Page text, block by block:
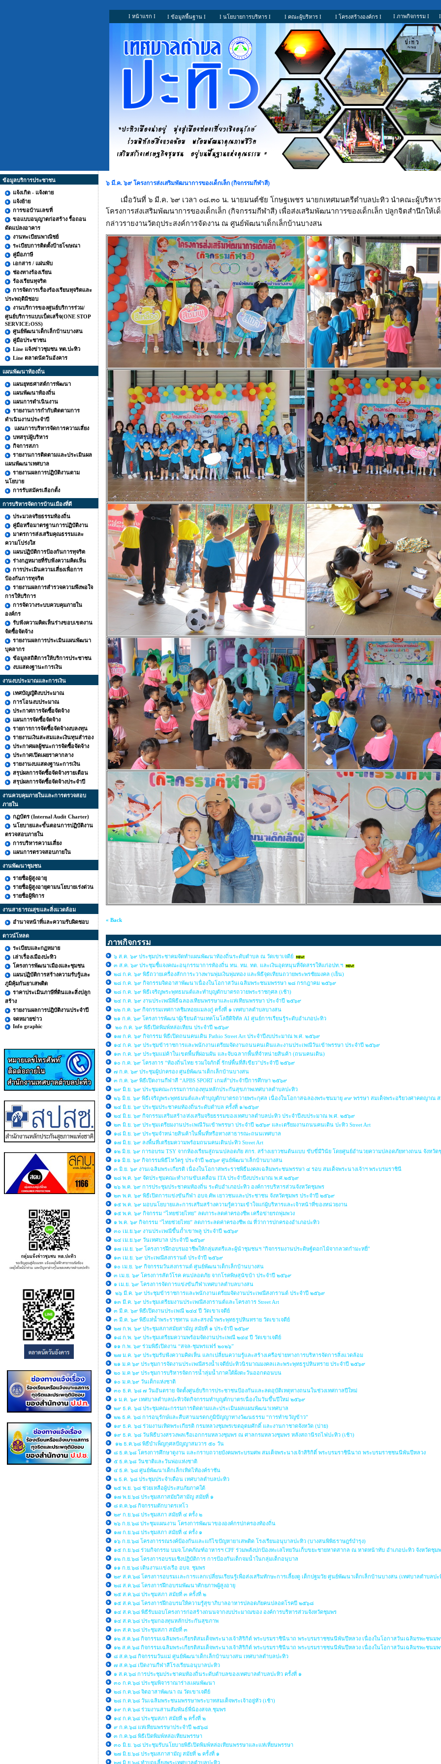
I หน้าแรก I I ข้อมูลพื้นฐาน I I นโยบายการบริหาร I I คณะผู้บริหาร I I โครงสร้างองค์กร I I ภาพกิจกรรม I
ข้อมูลบริการประชาชน
แจ้งเกิด - แจ้งตาย
แจ้งย้าย
การขอบ้านเลขที่
ขอแบบอนุญาตก่อสร้าง รื้อถอน
ดัดแปลงอาคาร
งานทะเบียนพาณิชย์
ระเบียบการติดตั้งป้ายโฆษณา
คู่มือภาษี
เอกสาร / แผ่นพับ
ช่องทางร้องเรียน
ร้องเรียนทุจริต
การจัดการเรื่องร้องเรียนทุจริตและ
ประพฤติมิชอบ
งานบริการของศูนย์บริการร่วม/
ศูนย์บริการแบบเบ็ดเสร็จ(ONE STOP
SERVICE:OSS)
ศูนย์พัฒนาเด็กเล็กบ้านบางสน
คู่มือประชาชน
Line แจ้งข่าวชุมชน ทต.ปะทิว
Line ตลาดนัดวันอังคาร
แผนพัฒนาท้องถิ่น
แผนยุทธศาสต์การพัฒนา
แผนพัฒนาท้องถิ่น
แผนการดำเนินงาน
รายงานการกำกับติดตามการ
ดำเนินงานประจำปี
แผนการบริหารจัดการความเสี่ยง
บทสรุปผู้บริหาร
กิจการสภา
รายงานการติดตามและประเมินผล
แผนพัฒนาเทศบาล
รายงานผลการปฏิบัติงานตาม
นโยบาย
การรับสมัครเลือกตั้ง
การบริหารจัดการบ้านเมืองที่ดี
ประมวลจริยธรรมท้องถิ่น
คู่มือหรือมาตรฐานการปฏิบัติงาน
มาตรการส่งเสริมคุณธรรมและ
ความโปร่งใส
แผนปฏิบัติการป้องกันการทุจริต
ร่างกฎหมายที่รับฟังความคิดเห็น
การประเมินความเสี่ยงเพื่อการ
ป้องกันการทุจริต
รายงานผลการสำรวจความพึงพอใจ
การให้บริการ
การจัดวางระบบควบคุมภายใน
องค์กร
รับฟังความคิดเห็นร่างขอบเขตงาน
จัดซื้อจัดจ้าง
รายงานผลการประเมินแผนพัฒนา
บุคลากร
ข้อมูลสถิติการให้บริการประชาชน
งบแสดงฐานะการเงิน
งานงบประมาณและการเงิน
เทศบัญญัติงบประมาณ
การโอนงบประมาณ
ประกาศการจัดซื้อจัดจ้าง
แผนการจัดซื้อจัดจ้าง
รายการการจัดซื้อจัดจ้างงบลงทุน
รายงานเงินสะสมและเงินทุนสำรอง
ประกาศผลผู้ชนะการจัดซื้อจัดจ้าง
ประกาศเปิดเผยราคากลาง
รายงานงบแสดงฐานะการเงิน
สรุปผลการจัดซื้อจัดจ้างรายเดือน
สรุปผลการจัดซื้อจัดจ้างประจำปี
งานควบคุมภายในและการตรวจสอบ
ภายใน
กฏบัตร (Internal Audit Charter)
นโยบายและขั้นตอนการปฏิบัติงาน
ตรวจสอบภายใน
การบริหารความเสี่ยง
แผนการตรวจสอบภายใน
งานพัฒนาชุมชน
รายชื่อผู้สูงอายุ
รายชื่อผู้สูงอายุตามนโยบายเร่งด่วน
รายชื่อผู้พิการ
งานสาธารณสุขและสิ่งแวดล้อม
อำนาจหน้าที่และความรับผิดชอบ
ดาวน์โหลด
ระเบียบและกฏหมาย
เล่าเรื่องเมืองปะทิว
โครงการพัฒนาเมืองและชุมชน
แผนปฏิบัติการสร้างความรับรู้และ
ภูมิคุ้มกันยาเสพติด
ราคาประเมินภาษีที่ดินและสิ่งปลูก
สร้าง
รายงานผลการปฎิบัติงานประจำปี
จดหมายข่าว
Info graphic
๖ มี.ค. ๖๙ โครงการส่งเสริมพัฒนาการของเด็กเล็ก (กิจกรรมกีฬาสี)
เมื่อวันที่ ๖ มี.ค. ๖๙ เวลา ๐๘.๓๐ น. นายมนต์ชัย โกษฐเพชร นายกเทศมนตรีตำบลปะทิว นำคณะผู้บริหา
โครงการส่งเสริมพัฒนาการของเด็กเล็ก (กิจกรรมกีฬาสี) เพื่อส่งเสริมพัฒนาการของเด็กเล็ก ปลูกจิตสำนึก
กล่าวรายงานวัตถุประสงค์การจัดงาน ณ ศูนย์พัฒนาเด็กเล็กบ้านบางสน
« Back
ภาพกิจกรรม
๖ ส.ค. ๖๙ ประชุมประชาคมจัดทำแผนพัฒนาท้องถิ่นระดับตำบล ณ วัดเขาเจดีย์
๓ ส.ค. ๖๙ ประชุมชี้แจงคณะอนุกรรมาการท้องถิ่น ทน. ทม. ทต. และเงินอุดหนุนที่จัดสรรให้แก่อปท.ฯ
๒๘ ก.ค. ๖๙ พิธีถวายเครื่องสักการะวางพานพุ่มเงินพุ่มทอง และพิธีจุดเทียนถวายพระพรชัยมงคล (เย็น)
๒๘ ก.ค. ๖๙ กิจกรรมจิตอาสาพัฒนาเนื่องในโอกาสวันเฉลิมพระชนมพรรษา ๒๘ กรกฎาคม ๒๕๖๙
๒๘ ก.ค. ๖๙ พิธีเจริญพระพุทธมนต์และทำบุญตักบาตรถวายพระราชกุศล (เช้า)
๒๔ ก.ค. ๖๙ งานประเพณีพิธีฉลองเทียนพรรษาและแห่เทียนพรรษา ประจำปี ๒๕๖๙
๒๒ ก.ค. ๖๙ กิจกรรมเทศกาลชิมหอยแมลงภู่ ครั้งที่ ๑ เทศบาลตำบลบางสน
๒๑ ก.ค. ๖๙ โครงการพัฒนาผู้เรียนด้านเทคโนโลยีดิจิทัล AI ศูนย์การเรียนรู้ระดับอำเภอปะทิว
๒๐ ก.ค. ๖๙ พิธีเปิดพิมพ์หล่อเทียน ประจำปี ๒๕๖๙
๑๗ ก.ค. ๖๙ กิจกรรม พิธีเปิดถนนคนเดิน Pathio Street Art ประจำปีงบประมาณ พ.ศ. ๒๕๖๙
๑๔ ก.ค. ๖๙ ประชุมข้าราชการและพนักงานเตรียมจัดงานถนนคนเดินและงานประเพณีวันเข้าพรรษา ประจำปี ๒๕๖๙
๑๓ ก.ค. ๖๙ ประชุมแม่ค้าในเขตพื้นที่ผ่อนผัน และจับฉลากพื้นที่จำหน่ายสินค้า (ถนนคนเดิน)
๑๐ ก.ค. ๖๙ โครงการ “ท้องถิ่นไทย รวมใจภักดิ์ รักษ์พื้นที่สีเขียว”ประจำปี ๒๕๖๙
๗ ก.ค. ๖๙ ประชุมผู้ปกครอง ศูนย์พัฒนาเด็กเล็กบ้านบางสน
๓ ก.ค. ๖๙ พิธีเปิดงานกีฬาสี “APBS SPORT เกมส์”ประจำปีการศึกษา ๒๕๖๙
๒๙ มิ.ย. ๖๙ ประชุมคณะกรรมการกองทุนหลักประกันสุขภาพเทศบาลตำบลปะทิว
๒๖ มิ.ย. ๖๙ พิธีเจริญพระพุทธมนต์และทำบุญตักบาตรถวายพระกุศล เนื่องในโอกาสฉลองพระชนมายุ ๙๙ พรรษา สมเด็จพระอริยวงศาคตญาณ
๒๔ มิ.ย. ๖๙ ประชุมประชาคมท้องถิ่นระดับตำบล ครั้งที่ ๑/๒๕๖๙
๒๔ มิ.ย. ๖๙ กิจกรรมเสริมสร้าง/ส่งเสริมจริยธรรมของเทศบาลตำบลปะทิว ประจำปีงบประมาณ พ.ศ. ๒๕๖๙
๒๓ มิ.ย. ๖๙ ประชุมเตรียมงานประเพณีวันเข้าพรรษา ประจำปี ๒๕๖๙ และเตรียมงานถนนคนเดิน ปะทิว Street Art
๑๘ มิ.ย. ๖๙ ประชุมจำหน่ายสินค้าในพื้นที่หรือทางสาธารณะถนนเทศบาล
๑๗ มิ.ย. ๖๙ ลงพื้นที่เตรียมความพร้อมถนนคนเดินปะทิว Street Art
๑๒ มิ.ย. ๖๙ การอบรม TSY จากห้องเรียนสู่ถนนปลอดภัย สกร. สร้างเยาวชนต้นแบบ ขับขี่มีวินัย โดยศูนย์อำนวยความปลอดภัยทางถนน จังหวัด
๑๑ มิ.ย. ๖๙ กิจกรรมพิธีไหว้ครู ประจำปี ๒๕๖๙ ศูนย์พัฒนาเล็กบ้านบางสน
๓ มิ.ย. ๖๙ งานเฉลิมพระเกียรติ เนื่องในโอกาสพระราชพิธีมงคลเฉลิมพระชนพรรษา ๔ รอบ สมเด็จพระนางเจ้าฯ พระบรมราชินี
๒๘ พ.ค. ๖๙ จัดประชุมคณะทำงานขับเคลื่อน ITA ประจำปีงบประมาณ พ.ศ.๒๕๖๙
๒๖ พ.ค. ๖๙ การประชุมประชาคมท้องถิ่น ระดับอำเภอปะทิว องค์การบริหารส่วนจังหวัดชุมพร
๒๓ พ.ค. ๖๙ พิธีเปิดการแข่งขันกีฬา อบจ.คัพ เยาวชนและประชาชน จังหวัดชุมพร ประจำปี ๒๕๖๙
๑๕ พ.ค. ๖๙ มอบนโยบายและการเสริมสร้างความรู้ความเข้าใจแก่ผู้บริหารและเจ้าหน้าที่ของหน่วยงาน
๑๕ พ.ค. ๖๙ กิจกรรม “ไทยช่วยไทย” ลดภาระลดค่าครองชีพ เครือข่ายรถพุ่มพวง
๑ พ.ค. ๖๙ กิจกรรม “ไทยช่วยไทย” ลดภาระลดค่าครองชีพ ณ ที่ว่าการปกครองอำเภอปะทิว
๓๐ เม.ย.๖๙ งานประเพณีขึ้นถ้ำเขาพลู ประจำปี ๒๕๖๙
๒๔ เม.ย.๖๙ วันเทศบาล ประจำปี ๒๕๖๙
๑๗ เม.ย. ๖๙ โครงการฝึกอบรมอาชีพให้กลุ่มสตรีและผู้นำชุมชนฯ "กิจกรรมงานประดิษฐ์ดอกไม้จากลวดกำมะหยี่"
๑๓ เม.ย. ๖๙ ประเพณีสงกรานต์ ประจำปี ๒๕๖๙
๑๐ เม.ย. ๖๙ กิจกรรมวันสงกรานต์ ศูนย์พัฒนาเด็กเล็กบ้านบางสน
๓ เม.ย. ๖๙ โครงการสัตว์โรค คนปลอดภัย จากโรคพิษสุนัขบ้า ประจำปี ๒๕๖๙
๑ เม.ย. ๖๙ โครงการจัดการแข่งขันกีฬาเทศบาลตำบลบางสน
๒๖ มี.ค. ๖๙ ประชุมข้าราชการและพนักงานเตรียมจัดงานประเพณีสงกรานต์ ประจำปี ๒๕๖๙
๑๓ มี.ค. ๖๙ ประชุมเตรียมงานประเพณีสงกรานต์และโครงการ Street Art
๓ มี.ค. ๖๙ พิธีเปิดงานประเพณี ๒๔๔ ปี วัดเขาเจดีย์
๓ มี.ค. ๖๙ พิธีแห่น้ำพระราชทาน และสรงน้ำพระพุทธรูปหินทราย วัดเขาเจดีย์
๒๗ ก.พ. ๖๙ ประชุมสภาสมัยสามัญ สมัยที่ ๑ ประจำปี ๒๕๖๙
๑๘ ก.พ. ๖๙ ประชุมเตรียมความพร้อมจัดงานประเพณี ๒๔๔ ปี วัดเขาเจดีย์
๑๑ ก.พ. ๖๙ ร่วมพิธีเปิดงาน “สจล-ชุมพรแฟร์ ๒๐๒๖”
๒๗ ม.ค. ๖๙ ประชุมรับฟังความคิดเห็น แลกเปลี่ยนความรู้และสร้างเครือข่ายทางการบริหารจัดการสิ่งแวดล้อม
๒๑ ม.ค ๖๙ ประชุมการจัดงานประเพณีสรงน้ำเจดีย์ปะทิวนิรมาณมงคลเเละพระพุทธรูปหินทราย ประจำปี ๒๕๖๙
๒๐ ม.ค ๖๙ ประชุมการบริหารจัดการน้ำลุ่มน้ำภาคใต้ฝั่งตะวันออกตอนบน
๑๐ ม.ค.๖๙ วันเด็กแห่งชาติ
๓๐ ธ.ค. ๖๘ ๗ วันอันตราย จัดตั้งศูนย์บริการประชาชนป้องกันและลดอุบัติเหตุทางถนนในช่วงเทศกาลปีใหม่
๑ ม.ค. ๖๙ เทศบาลตำบลปะทิวจัดกิจกรรมทำบุญตักบาตรเนื่องในวันขึ้นปีใหม่ ๒๕๖๙
๒๙ ธ.ค. ๖๘ ประชุมคณะกรรมการติดตามและประเมินผลแผนพัฒนาเทศบาล
๒๒ ธ.ค. ๖๘ การอนุรักษ์และสืบสานมรดกภูมิปัญญาทางวัฒนธรรม “การทำขวัญข้าว”
๑๙ ธ.ค. ๖๘ ร่วมงานเทิดพระเกียรติ กรมหลวงชุมพรเขตอุดมศักดิ์ และงานกาชาดจังหวัด (บ่าย)
๑๙ ธ.ค. ๖๘ วันพิธีบวงสรวงพลเรือเอกกรมหลวงชุมพร ณ ศาลกรมหลวงชุมพร หลังสถานีรถไฟปะทิว (เช้า)
๑๒ ธ.ค.๖๘ พิธีบำเพ็ญกุศลปัญญาสมวาร ๕๐ วัน
๘ ธ.ค.๖๘ โครงการศึกษาดูงาน และกราบถวายบังคมพระบรมศพ สมเด็จพระนางเจ้าสิริกิติ์ พระบรมราชินีนาถ พระบรมราชชนนีพันปีหลวง
๕ ธ.ค.๖๘ วันชาติและวันพ่อแห่งชาติ
๔ ธ.ค. ๖๘ ศูนย์พัฒนาเด็กเล็กเทิดไท้องค์ราชัน
๒ ธ.ค. ๖๘ ประชุมประจำเดือน เทศบาลตำบลปะทิว
๒๕ พ.ย. ๖๘ ช่วยเหลือผู้ประสบภัยภาคใต้
๑๗ พ.ย.๖๘ ประชุมสภาสมัยวิสามัญ สมัยที่ ๑
๘ ต.ค.๖๘ กิจกรรมตักบาตรเทโว
๒๙ ก.ย.๖๘ ประชุมสภา สมัยที่ ๔ ครั้ง ๒
๒๖ ก.ย.๖๘ ประชุมแผนงาน โครงการพัฒนาขององค์กรปกครองท้องถิ่น
๑๗ ก.ย.๖๘ ประชุมสภา สมัยที่ ๔ ครั้ง ๑
๑๖ ก.ย.๖๘ โครงการรณรงค์ป้องกันและแก้ไขปัญหายาเสพติด โรงเรียนอนุบาลปะทิว (บางสนพิพิธราษฎร์บำรุง)
๑๕ ก.ย.๖๘ ร่วมกิจกรรม บมจ.โภคภัณฑ์อาหารฯ CPF ร่วมพลังปกป้องทะเลไทยวันเก็บขยะชายหาดสากล ณ หาดหน้าทับ อำเภอปะทิว จังหวัดชุม
๑๒ ก.ย.๖๘ โครงการอบรมเชิงปฏิบัติการ การป้องกันเด็กจมน้ำในกลุ่มเด็กอนุบาล
๑๑ ก.ย.๖๘ เดินงานเเข่งเรือ อบจ. ชุมพร
๒๙ ส.ค.๖๘ โครงการอบรมเเละการเเลกเปลี่ยนเรียนรู้เพื่อส่งเสริมทักษะการเลี้ยงดู เด็กปฐมวัย ศูนย์พัฒนาเด็กเล็กบ้านบางสน (เทศบาลตำบลปะ
๒๘ ส.ค.๖๘ โครงการฝึกอบรมพัฒนาศักยภาพผู้สูงอายุ
๒๕ ส.ค.๖๘ ประชุมสภา สมัยที่ ๓ ครั้งที่ ๒
๑๕ ส.ค.๖๘ โครงการฝึกอบรมให้ความรู้สุขาภิบาลอาหารปลอดภัยคนปลอดโรคปี ๒๕๖๘
๑๔ ส.ค.๖๘ พิธีรับมอบโครงการก่อสร้างถนนจากงบประมาณของ องค์การบริหารส่วนจังหวัดชุมพร
๑๔ ส.ค.๖๘ ประชุมกองทุนหลักประกันสุขภาพ
๑๓ ส.ค.๖๘ ประชุมสภา สมัยที่ ๓
๑๒ ส.ค.๖๘ กิจกรรมเฉลิมพระเกียรติสมเด็จพระนางเจ้าสิริกิต์ พระบรมราชินีนาถ พระบรมราชชนนีพันปีหลวง เนื่องในโอกาสวันเฉลิมรพะชนมพ
๑๒ ส.ค.๖๘ กิจกรรมเฉลิมพระเกียรติสมเด็จพระนางเจ้าสิริกิต์ พระบรมราชินีนาถ พระบรมราชชนนีพันปีหลวง เนื่องในโอกาสวันเฉลิมรพะชนมพ
๘ ส.ค.๖๘ กิจกรรมวันแม่ ศูนย์พัฒนาเด็กเล็กบ้านบางสน เทศบาลตำบลปะทิว
๗ ส.ค.๖๘ เปิดงานกีฬาสีโรงเรียนอนุบาลปะทิว
๑ ส.ค.๖๘ การประชุมประชาคมท้องถิ่นระดับตำบลของเทศบาลตำบลปะทิว ครั้งที่ ๑
๓๐ ก.ค.๖๘ ประชุมพิจาราณาร่างเเผนพัฒนา
๒๘ ก.ค.๖๘ จิตอาสาพัฒนา ณ วัดเขาเจดีย์
๒๘ ก.ค.๖๘ วันเฉลิมพระชนมพรรษาพระบาทสมเด็จพระเจ้าอยู่หัว (เช้า)
๑๙ ก.ค.๖๘ ร่วมงานสานสัมพันธ์พี่น้องสจล.ชุมพร
๑๔ ก.ค.๖๘ ประชุมสภา สมัยที่ ๒ ครั้งที่ ๒
๙ ก.ค.๖๘ แห่เทียนพรรษาประจำปี ๒๕๖๘
๓ ก.ค.๖๘ พิธีเปิดพิมพ์หล่อเทียนพรรษา
๓๐ มิ.ย. ๖๘ ประชุมรับนโยบายพิธีเปิดพิมพ์หล่อเทียนพรรษาและแห่เที่ยนพรรษา
๒๗ มิ.ย.๖๘ ประชุมสภาสามัญ สมัยที่ ๒ ครั้งที่ ๑
๒๗ มิ.ย.๖๘ ทำบุญเลี้ยงพระเทศบาลตำบลปะทิว